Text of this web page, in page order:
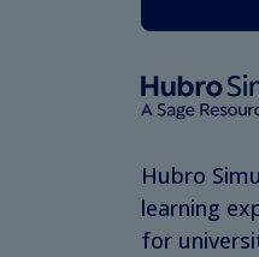
Hubro
learning
for